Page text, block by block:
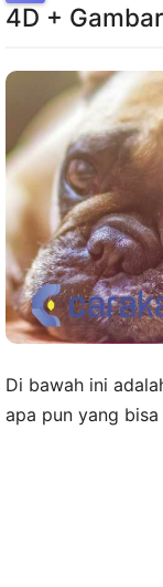
4D +
Di bawah ini
apa pun yang